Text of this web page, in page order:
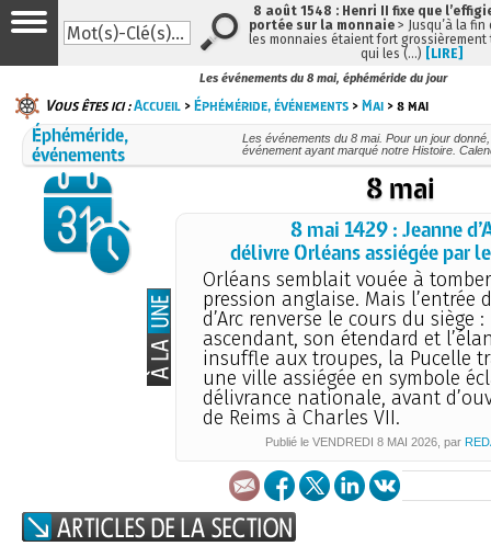
Les événements du 8 mai, éphéméride du jour
Vous êtes ici :Accueil >Éphéméride, événements >Mai > 8 mai
Éphéméride,
événements
Les événements du 8 mai. Pour un jour
événement ayant marqué notre Histoire.
8 mai
8 mai 1429 : Jeanne
délivre Orléans assiégée par
Orléans semblait vouée à
pression anglaise. Mais l’entrée
d’Arc renverse le cours du siège
ascendant, son étendard et
insuffle aux troupes, la Pucelle
une ville assiégée en symbole
délivrance nationale, avant
de Reims à Charles VII.
Publié le VENDREDI 8 MAI 2026, par
8 août 1548 : Henri II fixe que
portée sur la monnaie> Jusqu’à la fin
les monnaies étaient fort grossièrement
qui les (…) [LIRE]